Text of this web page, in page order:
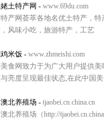
土特产网 - www.69du.com
产网荟萃各地名优土特产，
风味小吃，旅游特产，工艺
米饭 - www.zhmeishi.com
食网致力于为广大用户提供
亮度呈现最佳状态,在此中国
北养殖场 - tjaobei.cn.china.cn
北养殖场（http://